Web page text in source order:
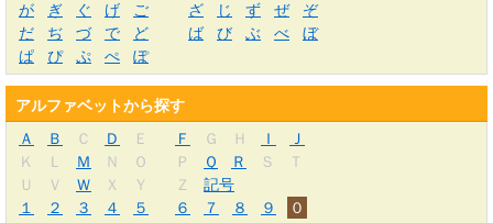
が
ぎ ぐ げ ご ざ じ ず ぜ
ぞ
だ
ぢ づ で ど ば び ぶ べ
ぼ
ぱ
ぴ ぷ ぺ ぽ
アルファベットから探す
Ａ
Ｂ Ｃ Ｄ Ｅ Ｆ Ｇ Ｈ Ｉ
Ｊ
Ｋ
Ｌ Ｍ Ｎ Ｏ Ｐ Ｑ Ｒ Ｓ
Ｔ
Ｕ
Ｖ Ｗ Ｘ Ｙ Ｚ
記号
１
２ ３ ４ ５ ６ ７ ８ ９ ０